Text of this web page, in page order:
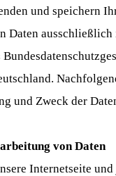
und speichern
Daten ausschließlich
und Zweck der
von Daten
Internetseite